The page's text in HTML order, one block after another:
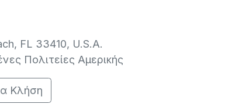
FL 33410, U.S.A.
Πολιτείες Αμερικής
Κλήση